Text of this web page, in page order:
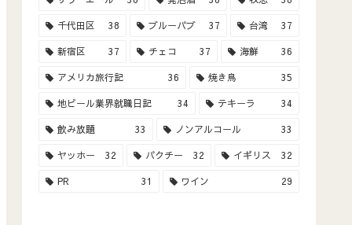
千代田区 38 ブルーパブ 37 台湾 37
新宿区 37 チェコ 37 海鮮 36
アメリカ旅行記 36 焼き鳥 35
地ビール業界就職日記 34 テキーラ 34
飲み放題 33 ノンアルコール 33
ヤッホー 32 パクチー 32 イギリス 32
PR 31 ワイン 29